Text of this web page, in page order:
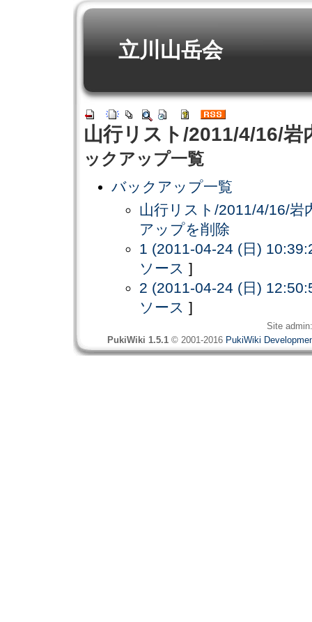
立川山岳会
山行リスト/2011/4/16/岩
ックアップ一覧
バックアップ一覧
山行リスト/2011/4/16/岩
アップを削除
1 (2011-04-24 (日)
ソース ]
2 (2011-04-24 (日)
ソース ]
Site
PukiWiki 1.5.1 © 2001-2016 PukiWiki